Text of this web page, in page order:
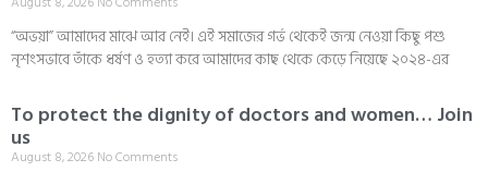
“অভয়া” আমাদের মাঝে আর নেই। এই সমাজের গর্ভ থেকেই জন্ম নেওয়া কিছু পশু
নৃশংসভাবে তাঁকে ধর্ষণ ও হত্যা করে আমাদের কাছ থেকে কেড়ে নিয়েছে ২০২৪-এর
To protect the dignity of doctors and women… Join
us
August 8, 2026 No Comments